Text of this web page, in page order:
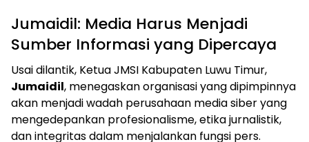
Jumaidil: Media Harus Menjadi
Sumber Informasi yang Dipercaya
Usai dilantik, Ketua JMSI Kabupaten Luwu Timur,
Jumaidil, menegaskan organisasi yang dipimpinnya
akan menjadi wadah perusahaan media siber yang
mengedepankan profesionalisme, etika jurnalistik,
dan integritas dalam menjalankan fungsi pers.